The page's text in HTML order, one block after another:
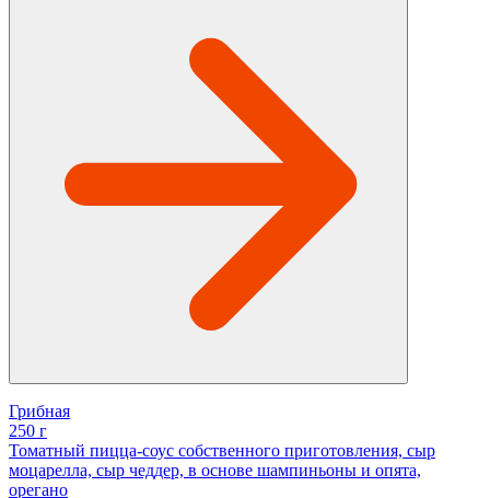
Грибная
250 г
Томатный пицца-соус собственного приготовления, сыр
моцарелла, сыр чеддер, в основе шампиньоны и опята,
орегано